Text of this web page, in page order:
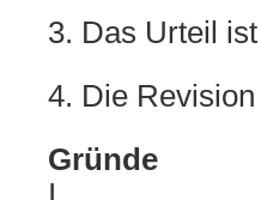
3. Das Urteil
4. Die
Gründe